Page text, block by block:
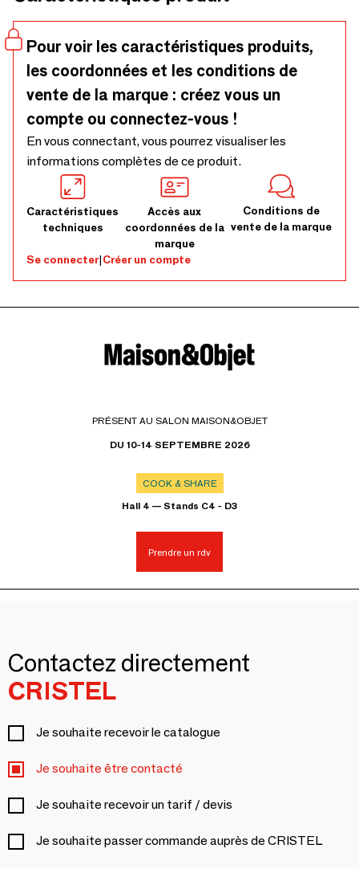
Pour voir les caractéristiques produits,
les coordonnées et les conditions de
vente de la marque : créez vous un
compte ou connectez-vous !
En vous connectant, vous pourrez visualiser les
informations complètes de ce produit.
Caractéristiques
techniques
Accès aux
coordonnées de la
marque
Conditions de
vente de la marque
Se connecter|Créer un compte
PRÉSENT AU SALON MAISON&OBJET
DU 10-14 SEPTEMBRE 2026
COOK & SHARE
Hall 4 — Stands C4 - D3
Prendre un rdv
Contactez directement
CRISTEL
Je souhaite recevoir le catalogue
Je souhaite être contacté
Je souhaite recevoir un tarif / devis
Je souhaite passer commande auprès de CRISTEL